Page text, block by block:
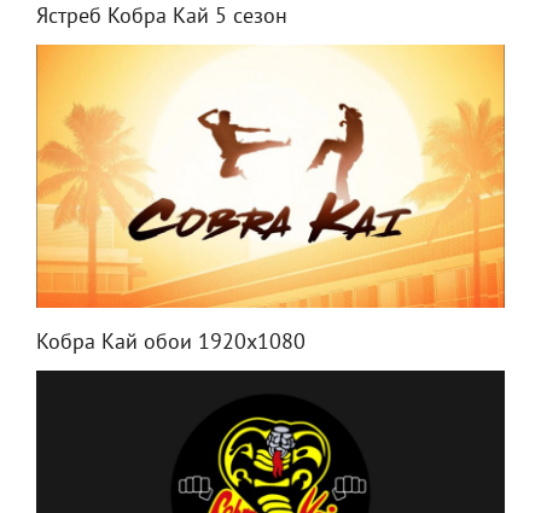
Ястреб Кобра Кай 5 сезон
Кобра Кай обои 1920x1080